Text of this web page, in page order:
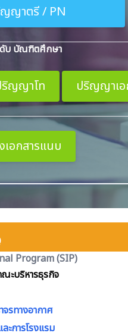
ญาตรี / PN
ดับ บัณฑิตศึกษา
ญญาโท ปริญญาเ
เอกสารแนบ
Program (SIP)
ะบริหารธุรกิจ
จรทางอากาศ
ะการโรงแรม